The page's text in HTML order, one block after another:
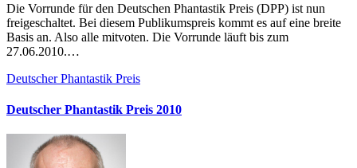
Die Vorrunde für den Deutschen Phantastik Preis (DPP) ist nun
freigeschaltet. Bei diesem Publikumspreis kommt es auf eine breite
Basis an. Also alle mitvoten. Die Vorrunde läuft bis zum
27.06.2010.…
Deutscher Phantastik Preis
Deutscher Phantastik Preis 2010